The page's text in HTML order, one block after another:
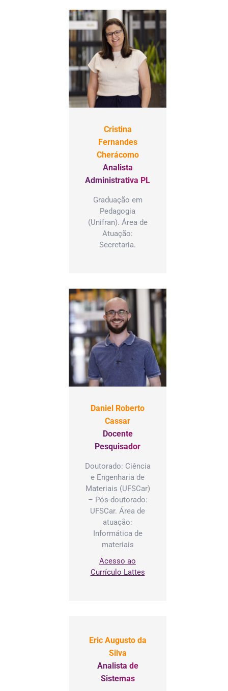
Cristina
Fernandes
Cherácomo
Analista
Administrativa PL
Graduação em
Pedagogia
(Unifran). Área de
Atuação:
Secretaria.
Daniel Roberto
Cassar
Docente
Pesquisador
Doutorado: Ciência
e Engenharia de
Materiais (UFSCar)
– Pós-doutorado:
UFSCar. Área de
atuação:
Informática de
materiais
Acesso ao
Currículo Lattes
Eric Augusto da
Silva
Analista de
Sistemas